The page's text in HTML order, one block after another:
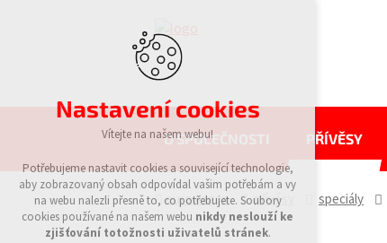
O SPOLEČNOSTI PŘÍVĚSY
eurowagon přívěsy speciály
Nastavení cookies
Vítejte na našem webu!
Potřebujeme nastavit cookies a související technologie,
aby zobrazovaný obsah odpovídal vašim potřebám a vy
na webu nalezli přesně to, co potřebujete. Soubory
cookies používané na našem webu nikdy neslouží ke
zjišťování totožnosti uživatelů stránek.